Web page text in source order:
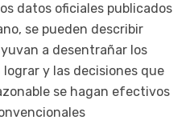
datos oficiales publicados
se pueden describir
a desentrañar los
y las decisiones que
se hagan efectivos